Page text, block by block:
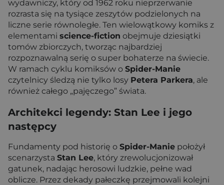
wydawniczy, który od 1962 roku nieprzerwanie
rozrasta się na tysiące zeszytów podzielonych na
liczne serie równoległe. Ten wielowątkowy komiks z
elementami science-fiction obejmuje dziesiątki
tomów zbiorczych, tworząc najbardziej
rozpoznawalną serię o super bohaterze na świecie.
W ramach cyklu komiksów o Spider-Manie
czytelnicy śledzą nie tylko losy Petera Parkera, ale
również całego „pajęczego” świata.
Architekci legendy: Stan Lee i jego
następcy
Fundamenty pod historię o Spider-Manie położył
scenarzysta Stan Lee, który zrewolucjonizował
gatunek, nadając herosowi ludzkie, pełne wad
oblicze. Przez dekady pałeczkę przejmowali kolejni